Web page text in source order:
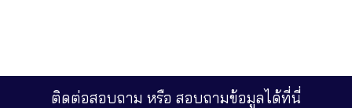
ติดต่อสอบถาม หรือ สอบถามข้อมูลได้ที่นี่